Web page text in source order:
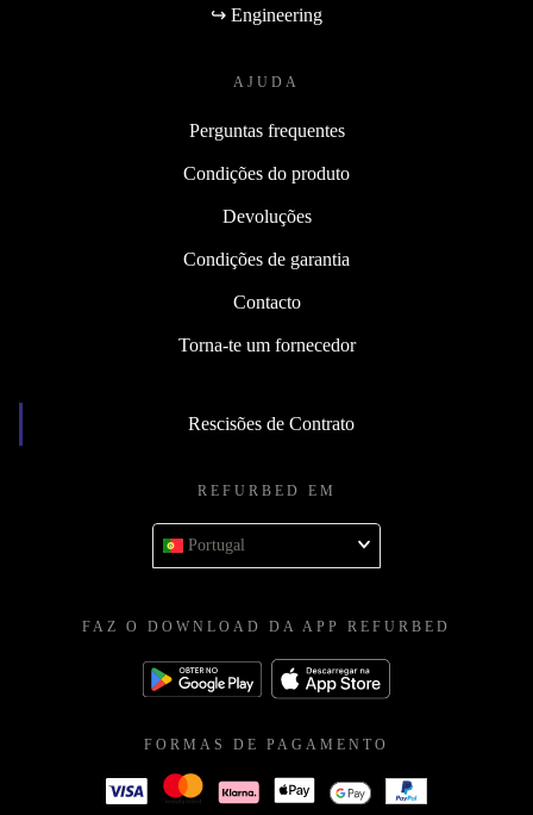
↪ Engineering
AJUDA
Perguntas frequentes
Condições do produto
Devoluções
Condições de garantia
Contacto
Torna-te um fornecedor
Rescisões de Contrato
REFURBED EM
Portugal
FAZ O DOWNLOAD DA APP REFURBED
FORMAS DE PAGAMENTO